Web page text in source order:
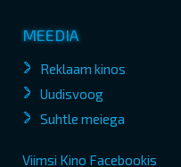
MEEDIA
Reklaam kinos
Uudisvoog
Suhtle meiega
Viimsi Kino Facebookis